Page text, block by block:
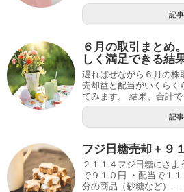
記
６月の取引まとめ
しく満足できる結
遅ればせながら６月の株
売却益と配当がいくらく
てみます。 結果、合計
記
フジ日糖売却＋９
２１１４フジ日糖にさ
で９１０円 ・配当で１
分の商品（砂糖など） ...